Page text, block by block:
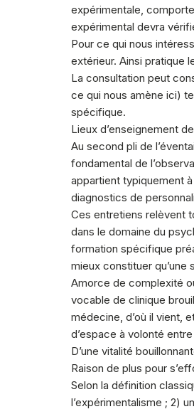
expérimentale,
expérimental devra
Pour ce qui nous
extérieur. Ainsi pratique
La consultation peut
ce qui nous amène ici)
spécifique.
Lieux d’enseignement
Au second pli de
fondamental de
appartient typiquement
diagnostics de
Ces entretiens relèvent
dans le domaine du
formation spécifique
mieux constituer qu’une
Amorce de complexité
vocable de clinique
médecine, d’où il vient,
d’espace à volonté
D’une vitalité
Raison de plus pour
Selon la définition
l’expérimentalisme ; 2)